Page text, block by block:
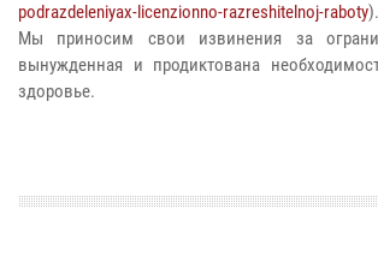
podrazdeleniyax-licenzionno-razreshitelnoj-raboty).
Мы приносим свои извинения за
вынужденная и продиктована
здоровье.